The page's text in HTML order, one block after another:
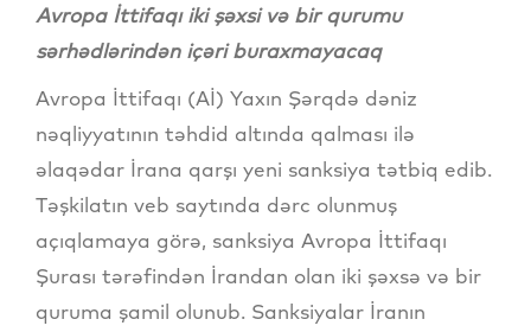
Avropa İttifaqı iki şəxsi və bir qurumu
sərhədlərindən içəri buraxmayacaq
Avropa İttifaqı (Aİ) Yaxın Şərqdə dəniz
nəqliyyatının təhdid altında qalması ilə
əlaqədar İrana qarşı yeni sanksiya tətbiq edib.
Təşkilatın veb saytında dərc olunmuş
açıqlamaya görə, sanksiya Avropa İttifaqı
Şurası tərəfindən İrandan olan iki şəxsə və bir
quruma şamil olunub. Sanksiyalar İranın